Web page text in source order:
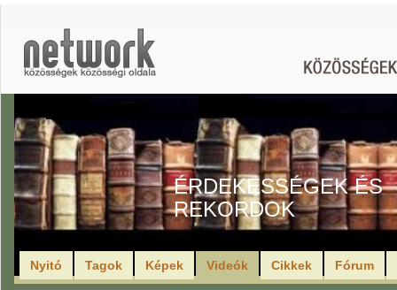
ÉRDEKESSÉGEK ÉS
REKORDOK
Nyitó Tagok Képek Videók Cikkek Fórum